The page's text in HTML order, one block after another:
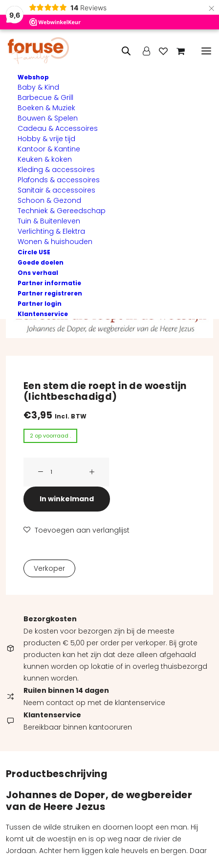
9,6
14 Reviews ×
Webshop
Baby & Kind
Barbecue & Grill
Boeken & Muziek
Bouwen & Spelen
Cadeau & Accessoires
Hobby & vrije tijd
Kantoor & Kantine
Keuken & koken
Kleding & accessoires
Plafonds & accessoires
Sanitair & accessoires
Schoon & Gezond
Techniek & Gereedschap
Tuin & Buitenleven
Verlichting & Elektra
Wonen & huishouden
Circle USE
Goede doelen
Ons verhaal
Partner informatie
Partner registreren
Partner login
Klantenservice
Home
Circle Use
Een stem die roept in de woestijn (lichtbeschadigd)
Een stem die roept in de woestijn
(lichtbeschadigd)
€3,95 Incl. BTW
2 op voorraad .
In winkelmand
Toevoegen aan verlanglijst
Verkoper
Bezorgkosten
De kosten voor bezorgen zijn bij de meeste
producten € 5,00 per order per verkoper. Bij grote
producten kan het zijn dat deze alleen afgehaald
kunnen worden op lokatie of in overleg thuisbezorgd
kunnen worden.
Ruilen binnen 14 dagen
Neem contact op met de klantenservice
Klantenservice
Bereikbaar binnen kantooruren
Productbeschrijving
Johannes de Doper, de wegbereider
van de Heere Jezus
Tussen de wilde struiken en doornen loopt een man. Hij
komt uit de woestijn en is op weg naar de rivier de
Jordaan. Achter hem liggen kale heuvels en bergen. Daar